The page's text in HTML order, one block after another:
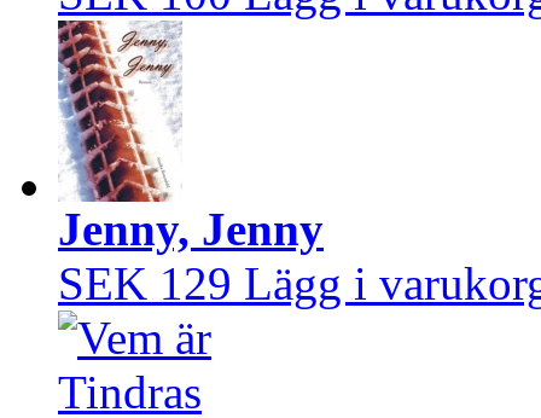
Jenny, Jenny
SEK 129 Lägg i